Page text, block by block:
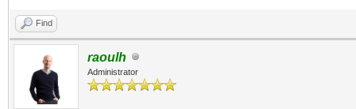
Find
raoulh
Administrator